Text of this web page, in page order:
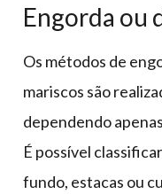
Engorda ou
Os métodos de
mariscos são
dependendo
É possível
fundo, estacas ou